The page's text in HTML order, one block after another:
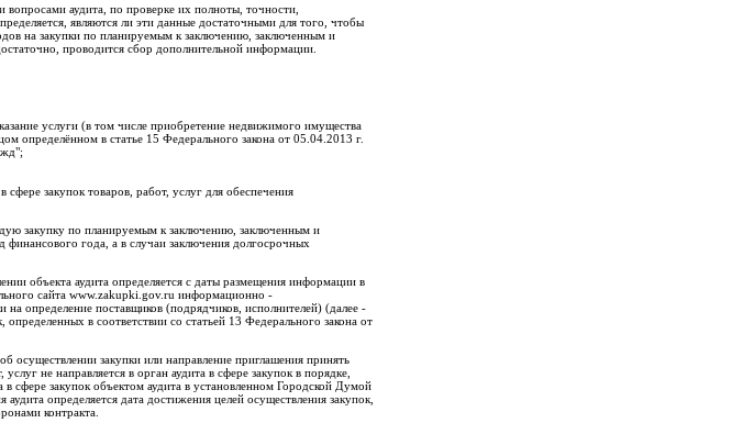
аудита, по проверке их полноты, точности,
являются ли эти данные достаточными для того, чтобы
на закупки по планируемым к заключению, заключенным и
проводится сбор дополнительной информации.
услуги (в том числе приобретение недвижимого имущества
в статье 15 Федерального закона от 05.04.2013 г.
закупок товаров, работ, услуг для обеспечения
закупку по планируемым к заключению, заключенным и
финансового года, а в случаи заключения долгосрочных
объекта аудита определяется с даты размещения информации в
сайта www.zakupki.gov.ru информационно -
определение поставщиков (подрядчиков, исполнителей) (далее -
определенных в соответствии со статьей 13 Федерального закона от
осуществлении закупки или направление приглашения принять
не направляется в орган аудита в сфере закупок в порядке,
сфере закупок объектом аудита в установленном Городской Думой
определяется дата достижения целей осуществления закупок,
контракта.